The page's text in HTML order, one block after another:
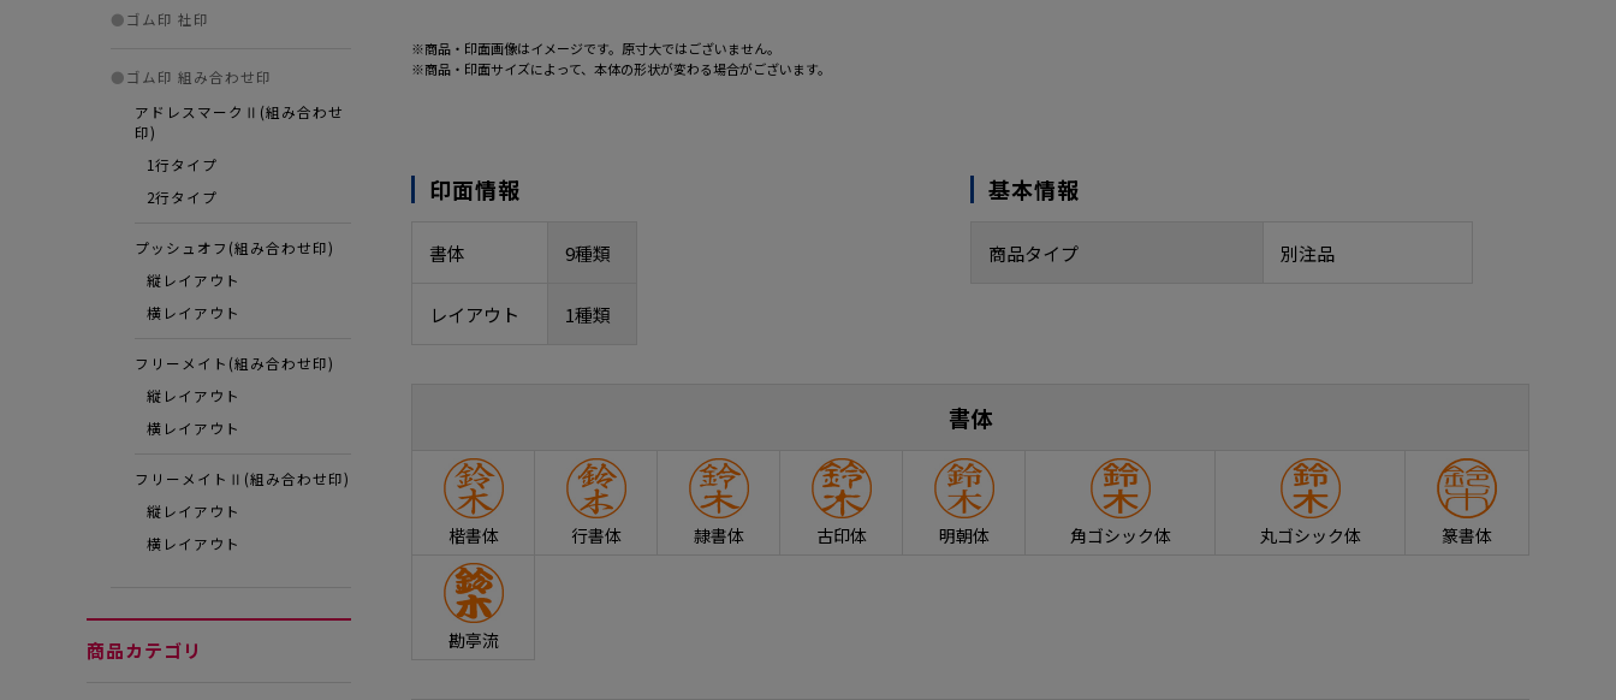
●ゴム印 社印
●ゴム印 組み合わせ印
アドレスマークⅡ(組み合わせ
印)
1行タイプ
2行タイプ
プッシュオフ(組み合わせ印)
縦レイアウト
横レイアウト
フリーメイト(組み合わせ印)
縦レイアウト
横レイアウト
フリーメイトⅡ(組み合わせ印)
縦レイアウト
横レイアウト
商品カテゴリ
※商品・印面画像はイメージです。原寸大ではございません。
※商品・印面サイズによって、本体の形状が変わる場合がございます。
印面情報
書体 9種類
レイアウト 1種類
基本情報
商品タイプ 別注品
書体
楷書体 行書体 隷書体 古印体 明朝体 角ゴシック体 丸ゴシック体 篆書体
勘亭流